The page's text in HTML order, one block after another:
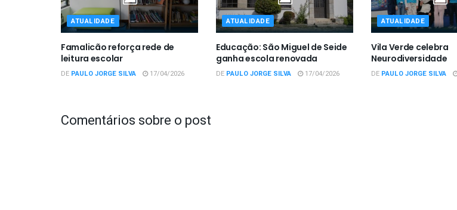
ATUALIDADE
Famalicão reforça rede de
leitura escolar
DE PAULO JORGE SILVA 17/04/2026
ATUALIDADE
Educação: São Miguel de Seide
ganha escola renovada
DE PAULO JORGE SILVA 17/04/2026
ATUALIDADE
Vila Verde celebra
Neurodiversidade
DE PAULO JORGE SILVA
Comentários sobre o post